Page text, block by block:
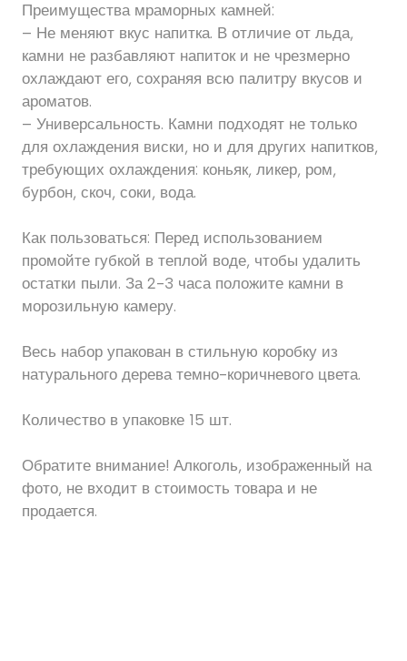
Преимущества мраморных камней:
– Не меняют вкус напитка. В отличие от льда,
камни не разбавляют напиток и не чрезмерно
охлаждают его, сохраняя всю палитру вкусов и
ароматов.
– Универсальность. Камни подходят не только
для охлаждения виски, но и для других напитков,
требующих охлаждения: коньяк, ликер, ром,
бурбон, скоч, соки, вода.
Как пользоваться: Перед использованием
промойте губкой в ​​теплой воде, чтобы удалить
остатки пыли. За 2-3 часа положите камни в
морозильную камеру.
Весь набор упакован в стильную коробку из
натурального дерева темно-коричневого цвета.
Количество в упаковке 15 шт.
Обратите внимание! Алкоголь, изображенный на
фото, не входит в стоимость товара и не
продается.